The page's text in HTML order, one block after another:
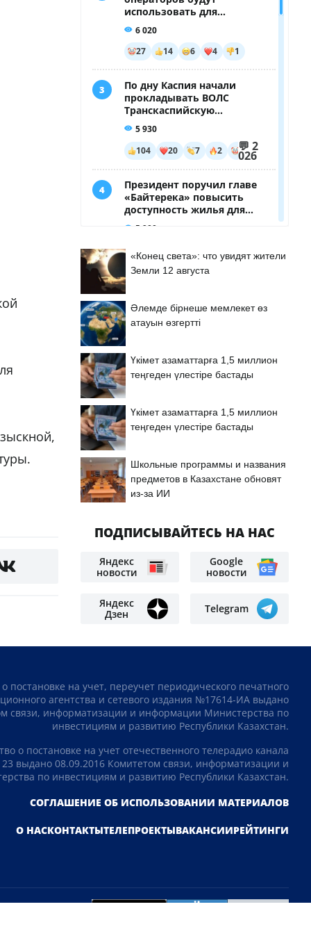
«Конец света»: что увидят жители
Земли 12 августа
Әлемде бірнеше мемлекет өз
атауын өзгертті
Үкімет азаматтарға 1,5 миллион
теңгеден үлестіре бастады
Үкімет азаматтарға 1,5 миллион
теңгеден үлестіре бастады
Школьные программы и названия
предметов в Казахстане обновят
из-за ИИ
ПОДПИСЫВАЙТЕСЬ НА НАС
Яндекс
новости
Google
новости
Яндекс
Дзен
Telegram
постановке на учет, переучет периодического печатного
агентства и сетевого издания №17614-ИА выдано
связи, информатизации и информации Министерства по
инвестициям и развитию Республики Казахстан.
о постановке на учет отечественного телерадио канала
выдано 08.09.2016 Комитетом связи, информатизации и
по инвестициям и развитию Республики Казахстан.
СОГЛАШЕНИЕ ОБ ИСПОЛЬЗОВАНИИ МАТЕРИАЛОВ
О НАСКОНТАКТЫТЕЛЕПРОЕКТЫВАКАНСИИРЕЙТИНГИ